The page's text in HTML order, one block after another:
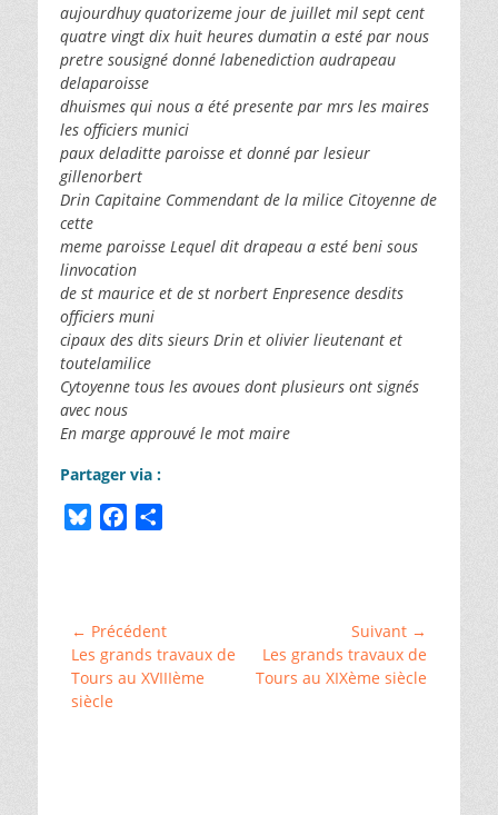
aujourdhuy quatorizeme jour de juillet mil sept cent
quatre vingt dix huit heures dumatin a esté par nous
pretre sousigné donné labenediction audrapeau
delaparoisse
dhuismes qui nous a été presente par mrs les maires
les officiers munici
paux deladitte paroisse et donné par lesieur
gillenorbert
Drin Capitaine Commendant de la milice Citoyenne de
cette
meme paroisse Lequel dit drapeau a esté beni sous
linvocation
de st maurice et de st norbert Enpresence desdits
officiers muni
cipaux des dits sieurs Drin et olivier lieutenant et
toutelamilice
Cytoyenne tous les avoues dont plusieurs ont signés
avec nous
En marge approuvé le mot maire
Partager via :
s
k
y
b
o
o
a
g
e
Chenonceaux
Civray ,
Gazette
Navigation
de
l’article
← Précédent
Article
précédent :
Les grands travaux de
Tours au XVIIIème
siècle
Suivant →
Article
suivant :
Les grands travaux de
Tours au XIXème siècle